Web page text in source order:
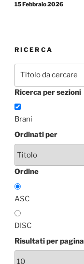
15 Febbraio 2026
RICERCA
Ricerca per sezioni
Brani
Ordinati per
Ordine
ASC
DISC
Risultati per pagina